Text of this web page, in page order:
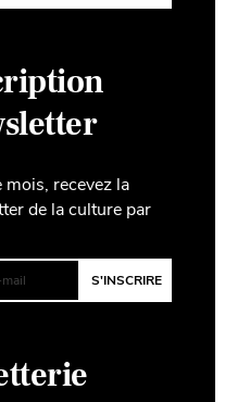
mois, recevez la
de la culture par